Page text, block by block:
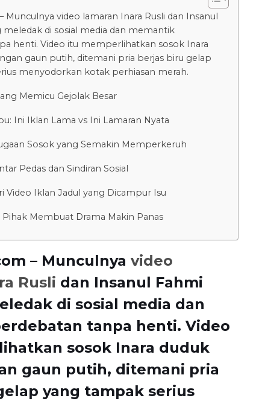
Munculnya video lamaran Inara Rusli dan Insanul
meledak di sosial media dan memantik
henti. Video itu memperlihatkan sosok Inara
gaun putih, ditemani pria berjas biru gelap
menyodorkan kotak perhiasan merah.
Memicu Gejolak Besar
Ini Iklan Lama vs Ini Lamaran Nyata
Sosok yang Semakin Memperkeruh
Pedas dan Sindiran Sosial
Video Iklan Jadul yang Dicampur Isu
Pihak Membuat Drama Makin Panas
– Munculnya video
Rusli dan Insanul Fahmi
di sosial media dan
tanpa henti. Video
sosok Inara duduk
gaun putih, ditemani pria
yang tampak serius